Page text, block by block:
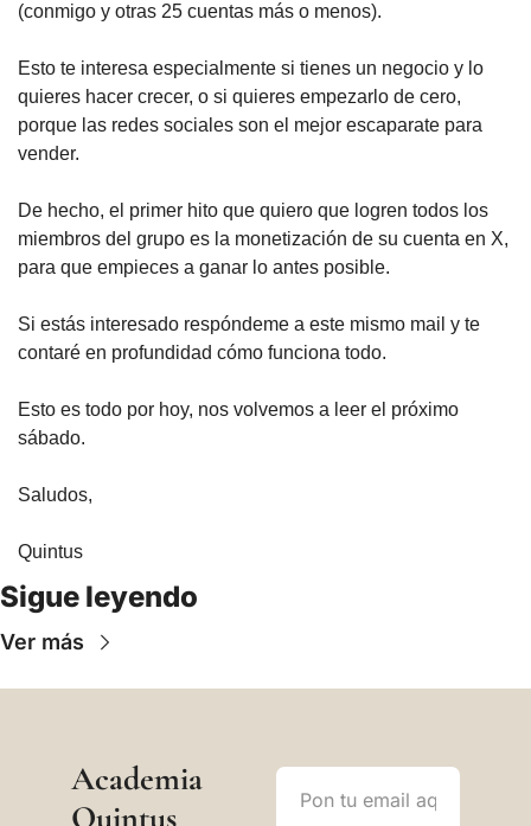
(conmigo y otras 25 cuentas más o menos).
Esto te interesa especialmente si tienes un negocio y lo
quieres hacer crecer, o si quieres empezarlo de cero,
porque las redes sociales son el mejor escaparate para
vender.
De hecho, el primer hito que quiero que logren todos los
miembros del grupo es la monetización de su cuenta en X,
para que empieces a ganar lo antes posible.
Si estás interesado respóndeme a este mismo mail y te
contaré en profundidad cómo funciona todo.
Esto es todo por hoy, nos volvemos a leer el próximo
sábado.
Saludos,
Quintus
Sigue leyendo
Ver más
Academia
Quintus